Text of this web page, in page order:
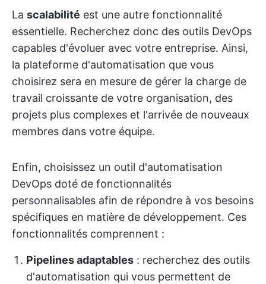
La scalabilité est une autre fonctionnalité
essentielle. Recherchez donc des outils DevOps
capables d'évoluer avec votre entreprise. Ainsi,
la plateforme d'automatisation que vous
choisirez sera en mesure de gérer la charge de
travail croissante de votre organisation, des
projets plus complexes et l'arrivée de nouveaux
membres dans votre équipe.
Enfin, choisissez un outil d'automatisation
DevOps doté de fonctionnalités
personnalisables afin de répondre à vos besoins
spécifiques en matière de développement. Ces
fonctionnalités comprennent :
Pipelines adaptables : recherchez des outils
d'automatisation qui vous permettent de